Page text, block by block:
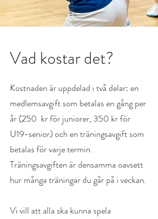
Vad kostar det?
Kostnaden är uppdelad i två delar: en
medlemsavgift som betalas en gång per
år (250 kr för juniorer, 350 kr för
U19-senior) och en träningsavgift som
betalas för varje termin.
Träningsavgiften är densamma oavsett
hur många träningar du går på i veckan.
Vi vill att alla ska kunna spela